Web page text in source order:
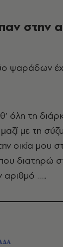
στην
ψαράδων
όλη τη
με τη
οικία μου
διατηρώ
αριθμό …..